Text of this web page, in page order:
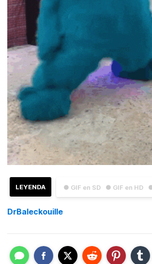
● GIF en SD ● GIF en HD
LEYENDA
DrBaleckouille